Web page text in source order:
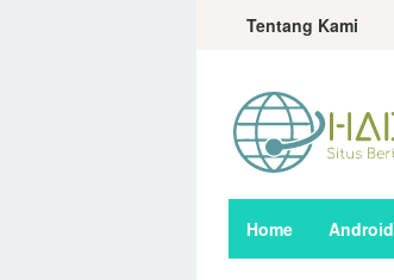
LoncatTentang Kami
Home Android